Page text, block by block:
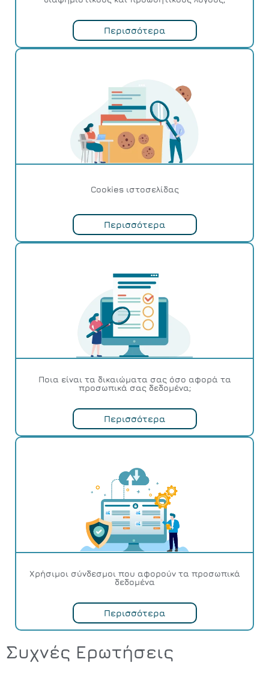
Περισσότερα
Cookies ιστοσελίδας
Περισσότερα
Ποια είναι τα δικαιώματα σας όσο αφορά τα
προσωπικά σας δεδομένα;
Περισσότερα
Χρήσιμοι σύνδεσμοι που αφορούν τα προσωπικά
δεδομένα
Περισσότερα
Συχνές Ερωτήσεις